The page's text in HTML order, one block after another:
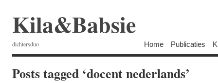
Kila&Babsie
dichtersduo Home Publicaties
Posts tagged ‘docent nederlands’